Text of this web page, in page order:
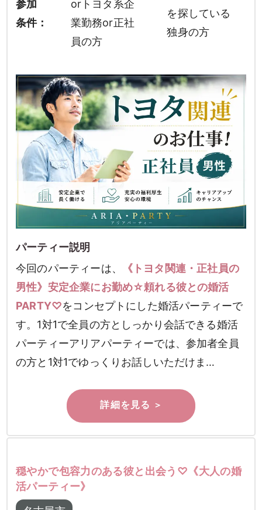
参加
条件：
orトヨタ系企
業勤務or正社
員の方
を探している
独身の方
パーティー説明
今回のパーティーは、
《トヨタ関連・正社員の
男性》安定企業にお勤め☆頼れる彼との婚活
PARTY♡をコンセプトにした婚活パーティーで
す。1対1で全員の方としっかり会話できる婚活
パーティーアリアパーティーでは、参加者全員
の方と1対1でゆっくりお話しいただけま…
穏やかで包容力のある彼と出会う♡《大人の婚
活パーティー》